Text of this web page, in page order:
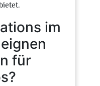
im
für